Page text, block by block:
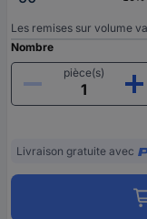
Les remises sur volume
Nombre
pièce(s)
Livraison gratuite avec